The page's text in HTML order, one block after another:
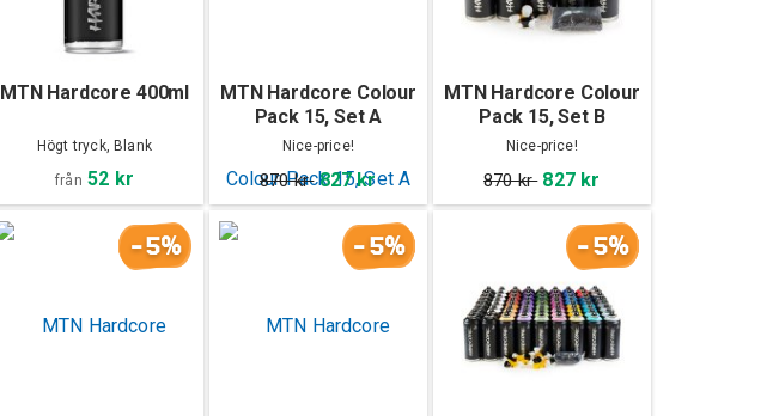
MTN Hardcore 400ml
Högt tryck, Blank
från 52 kr
MTN Hardcore Colour
Pack 15, Set A
Nice-price!
870 kr 827 kr
MTN Hardcore Colour
Pack 15, Set B
Nice-price!
870 kr 827 kr
-5% -5% -5%